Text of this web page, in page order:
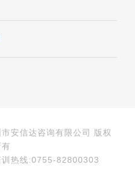
安信达咨询有限公司 版权
有
训热线:0755-82800303